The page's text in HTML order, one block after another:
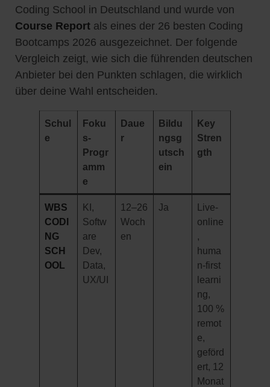
Coding School in Deutschland und wurde von
Course Report als eines der 26 besten Coding
Bootcamps 2026 ausgezeichnet. Der folgende
Vergleich zeigt, wie sich die führenden deutschen
Anbieter bei den Punkten schlagen, die wirklich
über deine Wahl entscheiden.
Schul
e
Foku
s-
Progr
amm
e
Daue
r
Bildu
ngsg
utsch
ein
Key
Stren
gth
WBS
CODI
NG
SCH
OOL
KI,
Softw
are
Dev,
Data,
UX/UI
12–26
Woch
en
Ja
Live-
online
huma
n-first
learni
ng,
100 %
remot
e,
geförd
ert, 12
Monat